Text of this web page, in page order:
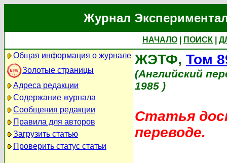
Журнал
НАЧАЛО ПОИСК
Общая информация о журнале
Золотые страницы
Адреса редакции
Содержание журнала
Сообщения редакции
Правила для авторов
Загрузить статью
Проверить статус статьи
ЖЭТФ, Том
(Английский
1985 )
Статья
переводе.